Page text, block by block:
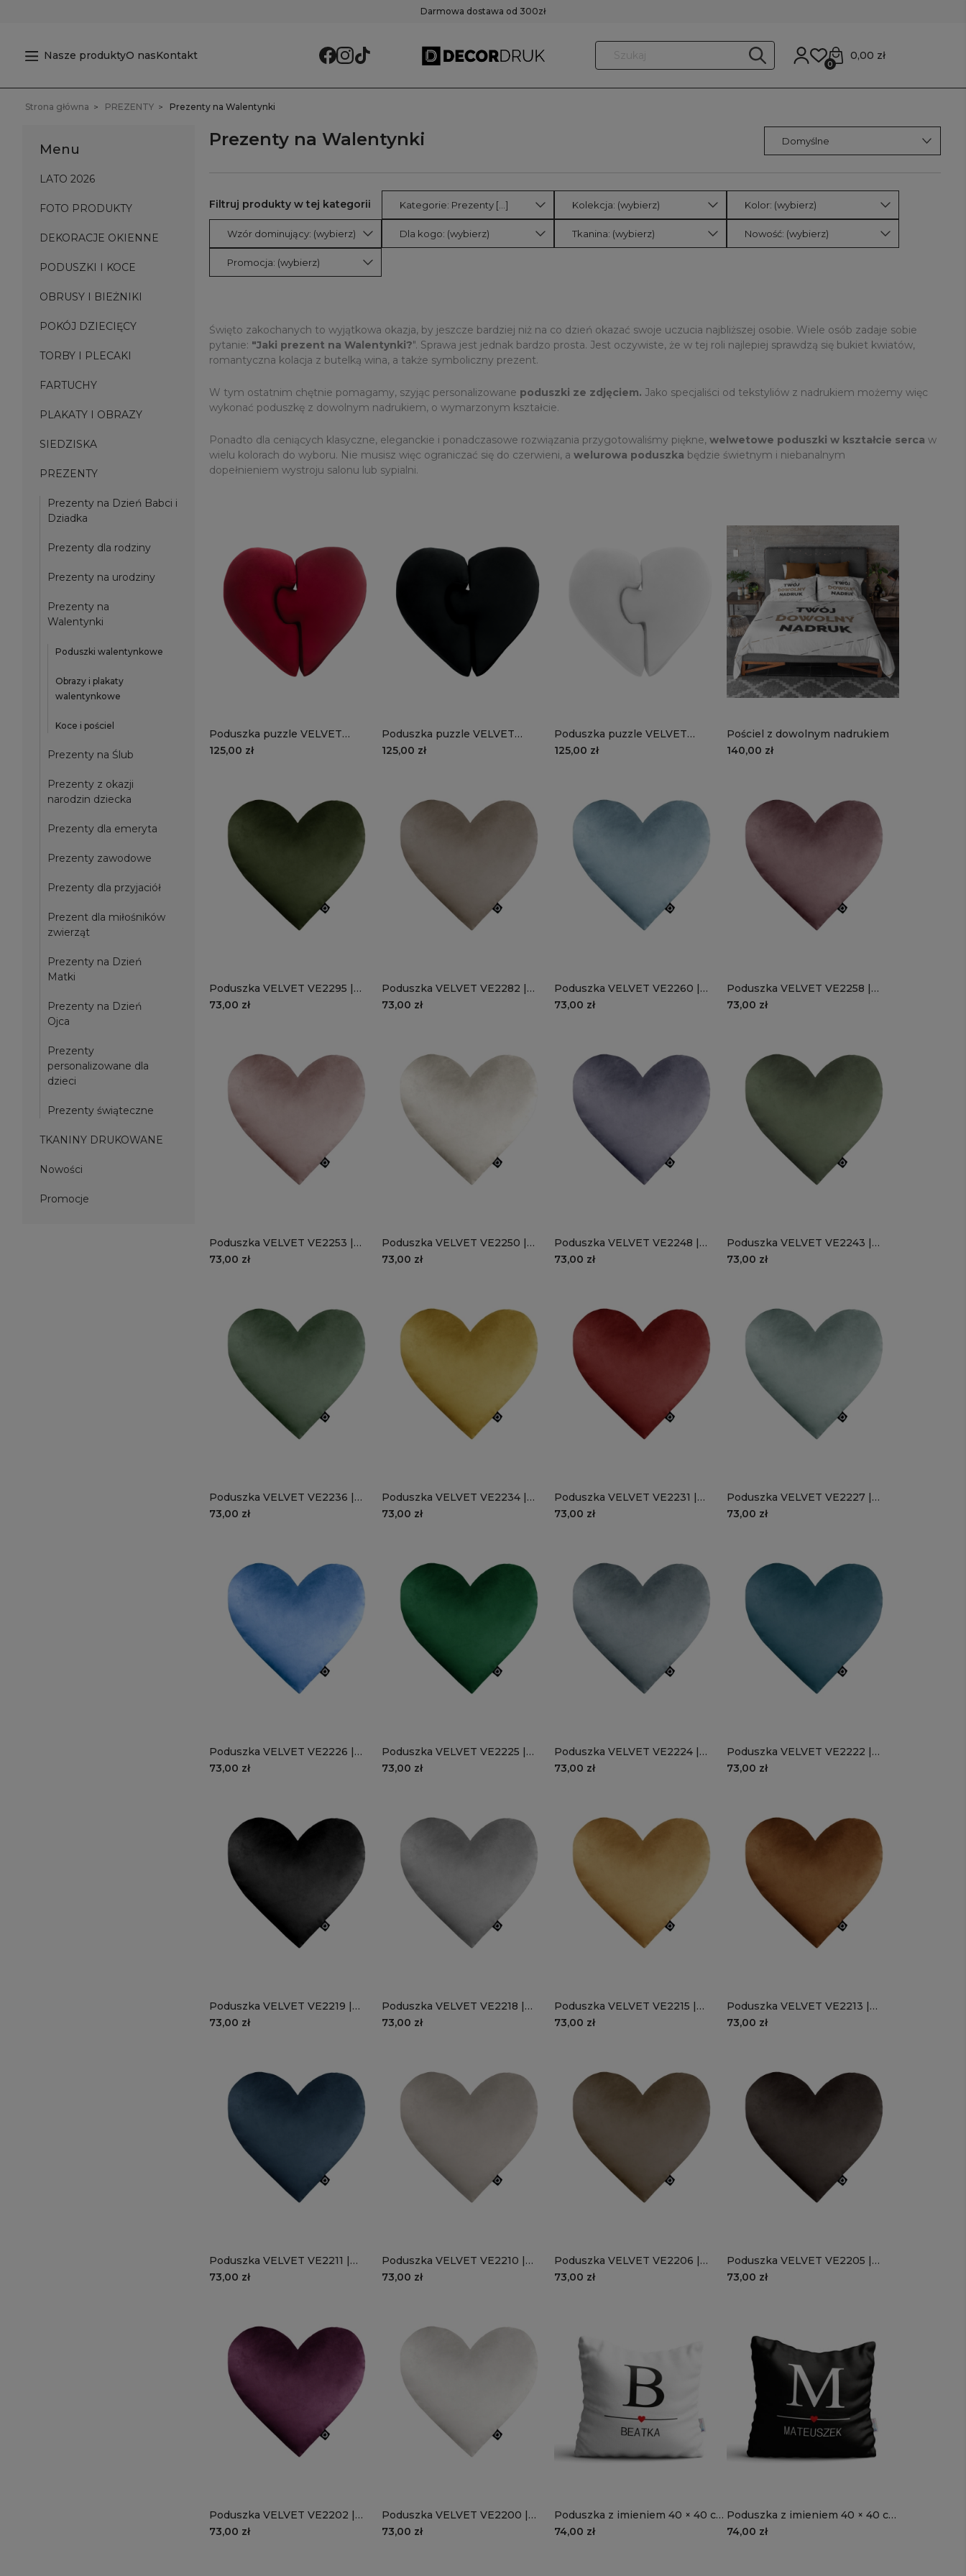
Darmowa dostawa od 300zł
Nasze produktyO nasKontakt 0,00 zł
0
Strona główna PREZENTY Prezenty na Walentynki
Menu
LATO 2026
FOTO PRODUKTY
DEKORACJE OKIENNE
PODUSZKI I KOCE
OBRUSY I BIEŻNIKI
POKÓJ DZIECIĘCY
TORBY I PLECAKI
FARTUCHY
PLAKATY I OBRAZY
SIEDZISKA
PREZENTY
Prezenty na Dzień Babci i
Dziadka
Prezenty dla rodziny
Prezenty na urodziny
Prezenty na
Walentynki
Poduszki walentynkowe
Obrazy i plakaty
walentynkowe
Koce i pościel
Prezenty na Ślub
Prezenty z okazji
narodzin dziecka
Prezenty dla emeryta
Prezenty zawodowe
Prezenty dla przyjaciół
Prezent dla miłośników
zwierząt
Prezenty na Dzień
Matki
Prezenty na Dzień
Ojca
Prezenty
personalizowane dla
dzieci
Prezenty świąteczne
TKANINY DRUKOWANE
Nowości
Promocje
Prezenty na Walentynki
Kategorie: Prezenty [...] Kolekcja: (wybierz) Kolor: (wybierz)
Wzór dominujący: (wybierz) Dla kogo: (wybierz) Tkanina: (wybierz) Nowość: (wybierz)
Promocja: (wybierz)
Święto zakochanych to wyjątkowa okazja, by jeszcze bardziej niż na co dzień okazać swoje uczucia najbliższej osobie. Wiele osób zadaje sobie
pytanie: "Jaki prezent na Walentynki?". Sprawa jest jednak bardzo prosta. Jest oczywiste, że w tej roli najlepiej sprawdzą się bukiet kwiatów,
romantyczna kolacja z butelką wina, a także symboliczny prezent.
W tym ostatnim chętnie pomagamy, szyjąc personalizowane poduszki ze zdjęciem. Jako specjaliści od tekstyliów z nadrukiem możemy więc
wykonać poduszkę z dowolnym nadrukiem, o wymarzonym kształcie.
Ponadto dla ceniących klasyczne, eleganckie i ponadczasowe rozwiązania przygotowaliśmy piękne, welwetowe poduszki w kształcie serca w
wielu kolorach do wyboru. Nie musisz więc ograniczać się do czerwieni, a welurowa poduszka będzie świetnym i niebanalnym
dopełnieniem wystroju salonu lub sypialni.
Poduszka puzzle VELVET
VE2267 | rubinowe serce
125,00 zł
Poduszka puzzle VELVET
VE2219 | czarne serce
125,00 zł
Poduszka puzzle VELVET
VE2200 | białe serce
125,00 zł
Pościel z dowolnym nadrukiem
140,00 zł
Poduszka VELVET VE2295 |
oliwkowe serce
73,00 zł
Poduszka VELVET VE2282 |
piaskowe serce
73,00 zł
Poduszka VELVET VE2260 |
błękitne serce
73,00 zł
Poduszka VELVET VE2258 |
pudrowo - różowe serce
73,00 zł
Poduszka VELVET VE2253 |
jasnoróżowe serce
73,00 zł
Poduszka VELVET VE2250 |
kremowe serce
73,00 zł
Poduszka VELVET VE2248 |
lawendowe serce
73,00 zł
Poduszka VELVET VE2243 |
szałwiowe serce
73,00 zł
Poduszka VELVET VE2236 |
zielone serce
73,00 zł
Poduszka VELVET VE2234 |
żółte serce
73,00 zł
Poduszka VELVET VE2231 |
czerwone serce
73,00 zł
Poduszka VELVET VE2227 |
miętowe serce
73,00 zł
Poduszka VELVET VE2226 |
niebieskie serce
73,00 zł
Poduszka VELVET VE2225 |
butelkowe serce
73,00 zł
Poduszka VELVET VE2224 |
szaroniebieskie serce
73,00 zł
Poduszka VELVET VE2222 |
morskie serce
73,00 zł
Poduszka VELVET VE2219 |
czarne serce
73,00 zł
Poduszka VELVET VE2218 |
szare serce
73,00 zł
Poduszka VELVET VE2215 |
musztardowe serce
73,00 zł
Poduszka VELVET VE2213 |
karmelowe serce
73,00 zł
Poduszka VELVET VE2211 |
granatowe serce
73,00 zł
Poduszka VELVET VE2210 |
beżowe serce
73,00 zł
Poduszka VELVET VE2206 |
jasnobrązowe serce
73,00 zł
Poduszka VELVET VE2205 |
brązowe serce
73,00 zł
Poduszka VELVET VE2202 |
ciemnofioletowe serce
73,00 zł
Poduszka VELVET VE2200 |
białe serce
73,00 zł
Poduszka z imieniem 40 × 40 cm
- LITERKA I IMIĘ | Projekt
74,00 zł
Poduszka z imieniem 40 × 40 cm
- LITERKA I IMIĘ | Projekt
74,00 zł